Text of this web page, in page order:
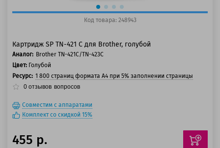
Код товара: 248943
Картридж SP TN-421 C для Brother, голубой
Аналог: Brother TN-421C/TN-423C
Цвет: Голубой
Ресурс: 1 800 страниц формата А4 при 5% заполнении страницы
0 отзывов вопросов
Совместим с аппаратами
Комплект со скидкой 15%
455 р.